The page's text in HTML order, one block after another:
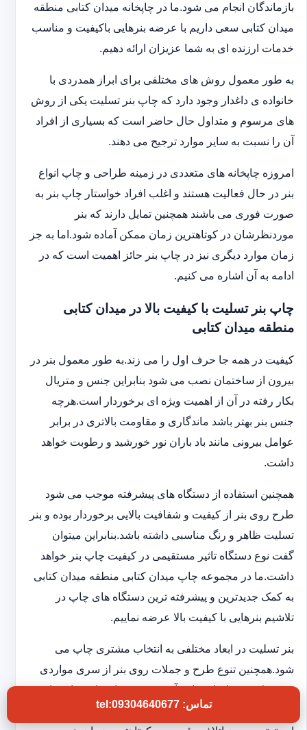
بازماندگان انجام می شود.ما در چاپخانه میدان کتابی منطقه
میدان کتابی سعی داریم با عرضه بنرهایی باکیفیت و مناسب
خدمات ارزنده ای به شما عزیزان ارائه دهیم.
به طور معمول روش های مختلفی برای ابراز همدردی با
خانواده ی داغدار وجود دارد که چاپ بنر تسلیت یکی از روش
های مرسوم و متداول حال حاضر است که بسیاری از افراد
آن را نسبت به سایر موارد ترجیح می دهند.
امروزه چاپخانه های متعددی در زمینه طراحی و چاپ انواع
بنر در حال فعالیت هستند و اغلب افراد خواستار چاپ بنر به
صورت فوری می باشند همچنین تمایل دارند که بنر
موردنظرشان در کوتاهترین زمان ممکن آماده شود.اما به جز
زمان موارد دیگری نیز در چاپ بنر حائز اهمیت است که در
ادامه به آن اشاره می کنیم.
چاپ بنر تسلیت با کیفیت بالا در میدان کتابی
منطقه میدان کتابی
کیفیت در همه جا حرف اول را می زند.به طور معمول بنر در
بیرون از ساختمان نصب می شود بنابراین جنس و متریال
بکار رفته در آن از اهمیت ویژه ای برخوردار است.هرچه
جنس بنر بهتر باشد ماندگاری و مقاومت بالاتری در برابر
عوامل بیرونی مانند باد باران نور خورشید و رطوبت خواهد
داشت.
همچنین استفاده از دستگاه های پیشرفته موجب می شود
طرح روی بنر از کیفیت و شفافیت بالایی برخوردار بوده و بنر
تسلیت ظاهر و رنگ مناسبی داشته باشد.بنابراین میتوان
گفت نوع دستگاه تاثیر مستقیمی در کیفیت چاپ بنر خواهد
داشت.ما در مجموعه چاپ میدان کتابی منطقه میدان کتابی
به کمک جدیدترین و پیشرفته ترین دستگاه های چاپ در
تلاشیم بنرهایی با کیفیت بالا عرضه نماییم.
بنر تسلیت در ابعاد مختلفی به انتخاب مشتری چاپ می
شود.همچنین تنوع طرح و جملات روی بنر از سری مواردی
هستند که در چاپخانه ما به آن توجه ویژه ای داریم تا شما
بتوانید بنر تسلیتی با کیفیت و فوری در اختیار داشته باشید.به
تماس: tel:09304640677